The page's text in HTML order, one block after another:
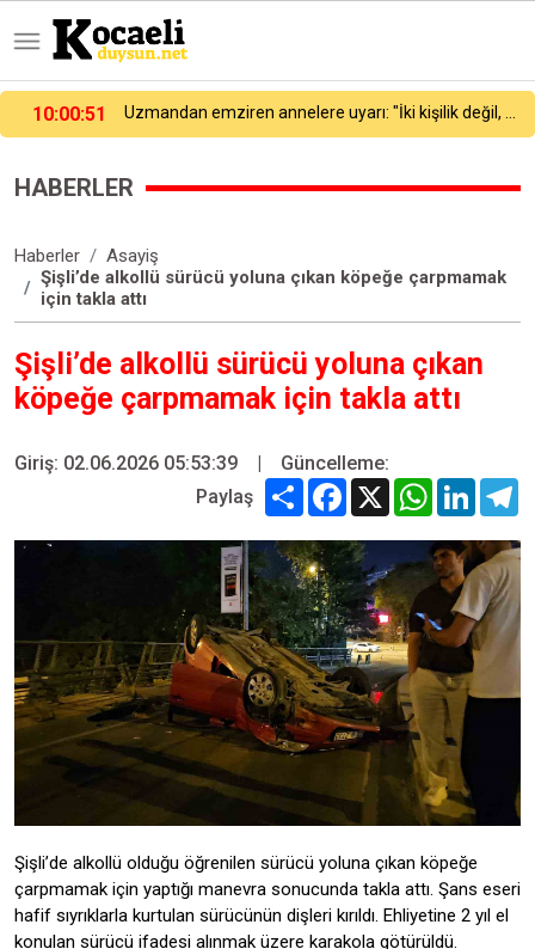
09:58 Altın fiyatları 7 haftanın zirvesinde
HABERLER
Haberler
Asayiş
Şişli’de alkollü sürücü yoluna çıkan köpeğe çarpmamak
için takla attı
Şişli’de alkollü sürücü yoluna çıkan
köpeğe çarpmamak için takla attı
Giriş: 02.06.2026 05:53:39 |
Güncelleme:
Paylaş
Share Facebook
X WhatsApp
Şişli’de alkollü olduğu öğrenilen sürücü yoluna çıkan köpeğe
çarpmamak için yaptığı manevra sonucunda takla attı. Şans eseri
hafif sıyrıklarla kurtulan sürücünün dişleri kırıldı. Ehliyetine 2 yıl el
konulan sürücü ifadesi alınmak üzere karakola götürüldü.